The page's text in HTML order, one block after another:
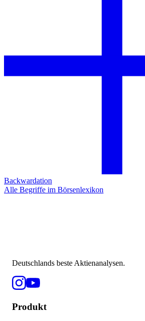
Backwardation
Alle Begriffe im Börsenlexikon
Deutschlands beste Aktienanalysen.
Produkt